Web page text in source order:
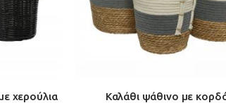
χερούλια
Καλάθι ψάθινο με